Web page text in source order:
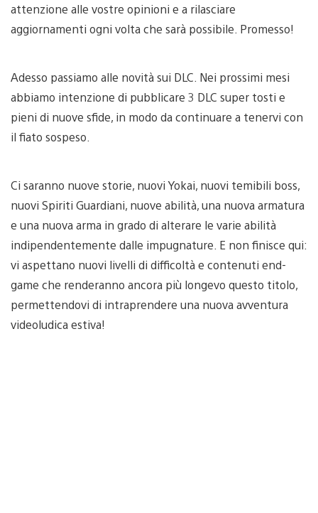
attenzione alle vostre opinioni e a rilasciare
aggiornamenti ogni volta che sarà possibile. Promesso!
Adesso passiamo alle novità sui DLC. Nei prossimi mesi
abbiamo intenzione di pubblicare 3 DLC super tosti e
pieni di nuove sfide, in modo da continuare a tenervi con
il fiato sospeso.
Ci saranno nuove storie, nuovi Yokai, nuovi temibili boss,
nuovi Spiriti Guardiani, nuove abilità, una nuova armatura
e una nuova arma in grado di alterare le varie abilità
indipendentemente dalle impugnature. E non finisce qui:
vi aspettano nuovi livelli di difficoltà e contenuti end-
game che renderanno ancora più longevo questo titolo,
permettendovi di intraprendere una nuova avventura
videoludica estiva!